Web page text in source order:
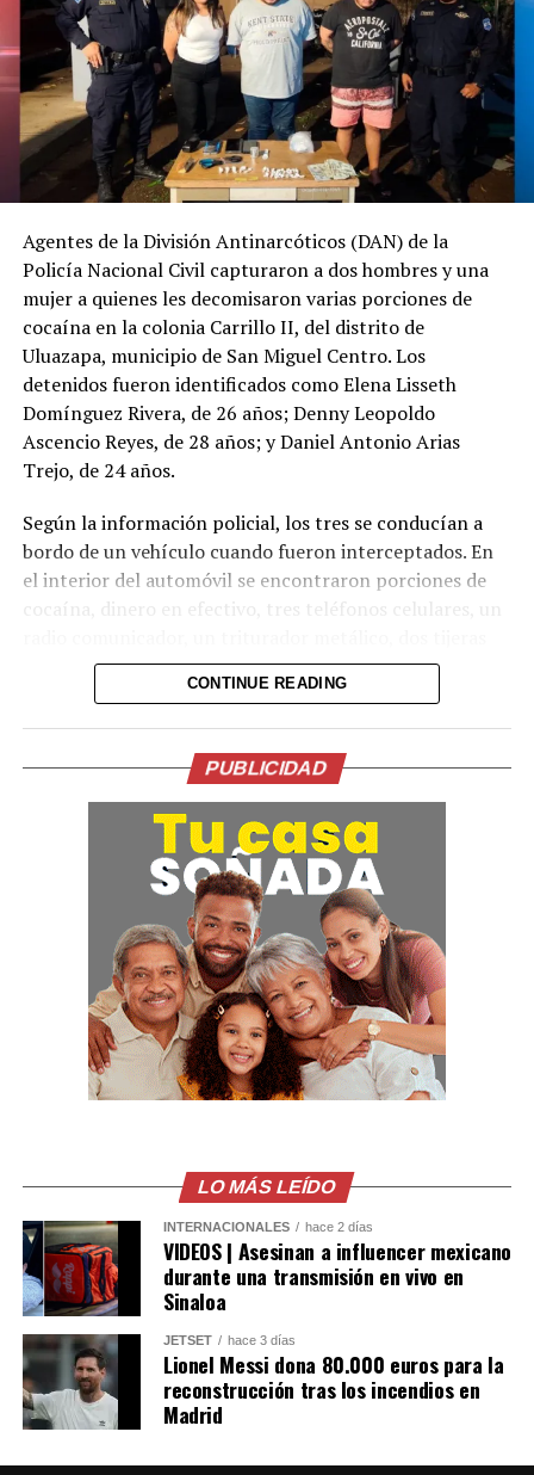
Comparte esto:
Facebook
Agentes de la División Antinarcóticos (DAN) de la
Policía Nacional Civil capturaron a dos hombres y una
mujer a quienes les decomisaron varias porciones de
cocaína en la colonia Carrillo II, del distrito de
Uluazapa, municipio de San Miguel Centro. Los
detenidos fueron identificados como Elena Lisseth
Domínguez Rivera, de 26 años; Denny Leopoldo
Ascencio Reyes, de 28 años; y Daniel Antonio Arias
Trejo, de 24 años.
Según la información policial, los tres se conducían a
bordo de un vehículo cuando fueron interceptados. En
el interior del automóvil se encontraron porciones de
cocaína, dinero en efectivo, tres teléfonos celulares, un
metálicas, un paquete de papel para elaborar cigarrillos
y varias bolsas plásticas transparentes.
Los capturados serán presentados ante los tribunales
correspondientes para enfrentar cargos por el delito de
tráfico ilícito de drogas. La Policía reiteró que este tipo
de actividades ilícitas solo conducen a enfrentar la
La captura forma parte de las operaciones continuas
que realiza la PNC en la zona oriental del país contra el
narcomenudeo.
CONTINUE READING
PUBLICIDAD
LO MÁS LEÍDO
INTERNACIONALES hace 2 días
VIDEOS | Asesinan a influencer mexicano
durante una transmisión en vivo en
Sinaloa
JETSET hace 3 días
Lionel Messi dona 80.000 euros para la
reconstrucción tras los incendios en
Madrid